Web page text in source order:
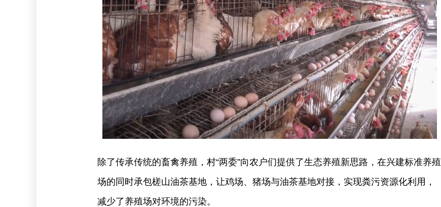
除了传承传统的畜禽养殖，村“两委”向农户们提供了生态养殖新思路，在兴建标准养殖
场的同时承包槎山油茶基地，让鸡场、猪场与油茶基地对接，实现粪污资源化利用，
减少了养殖场对环境的污染。